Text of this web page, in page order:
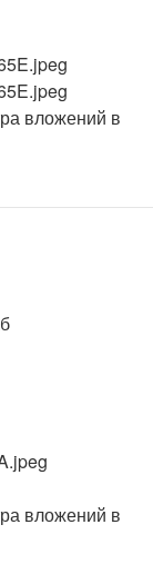
вложений в
вложений в